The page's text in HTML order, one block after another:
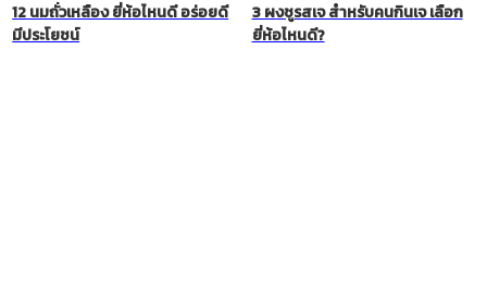
12 นมถั่วเหลือง ยี่ห้อไหนดี อร่อยดี
มีประโยชน์
3 ผงชูรสเจ สำหรับคนกินเจ เลือก
ยี่ห้อไหนดี?